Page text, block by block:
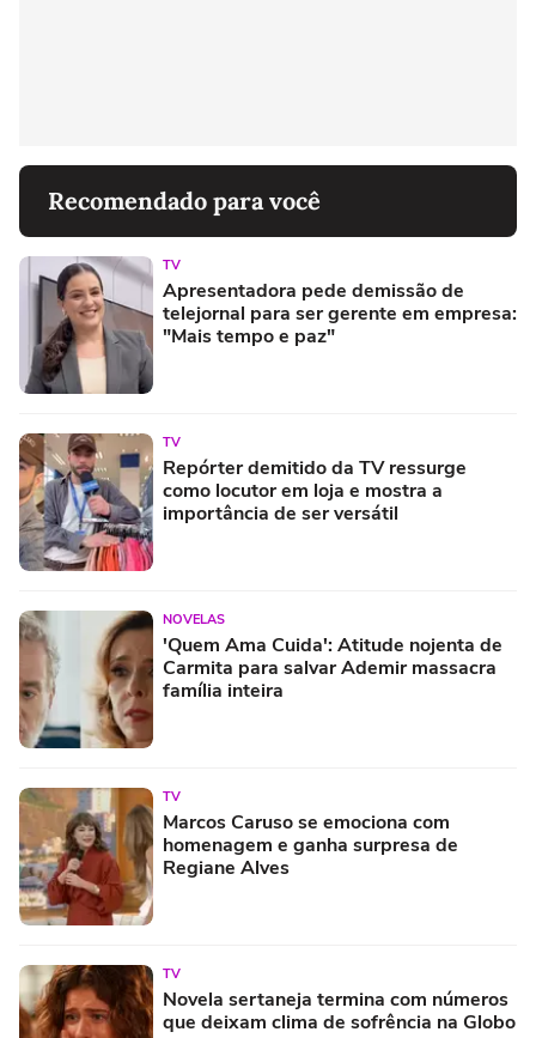
Recomendado para você
TV
Apresentadora pede demissão de
telejornal para ser gerente em empresa:
"Mais tempo e paz"
TV
Repórter demitido da TV ressurge
como locutor em loja e mostra a
importância de ser versátil
NOVELAS
'Quem Ama Cuida': Atitude nojenta de
Carmita para salvar Ademir massacra
família inteira
TV
Marcos Caruso se emociona com
homenagem e ganha surpresa de
Regiane Alves
TV
Novela sertaneja termina com números
que deixam clima de sofrência na Globo